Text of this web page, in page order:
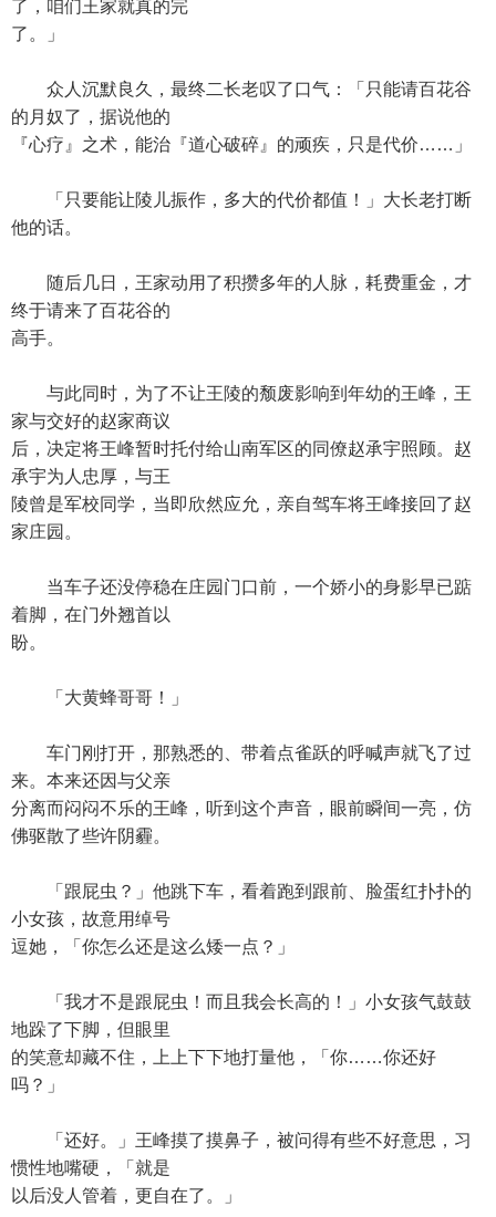
了，咱们王家就真的完
了。」
众人沉默良久，最终二长老叹了口气：「只能请百花谷
的月奴了，据说他的
『心疗』之术，能治『道心破碎』的顽疾，只是代价……」
「只要能让陵儿振作，多大的代价都值！」大长老打断
他的话。
随后几日，王家动用了积攒多年的人脉，耗费重金，才
终于请来了百花谷的
高手。
与此同时，为了不让王陵的颓废影响到年幼的王峰，王
家与交好的赵家商议
后，决定将王峰暂时托付给山南军区的同僚赵承宇照顾。赵
承宇为人忠厚，与王
陵曾是军校同学，当即欣然应允，亲自驾车将王峰接回了赵
家庄园。
当车子还没停稳在庄园门口前，一个娇小的身影早已踮
着脚，在门外翘首以
盼。
「大黄蜂哥哥！」
车门刚打开，那熟悉的、带着点雀跃的呼喊声就飞了过
来。本来还因与父亲
分离而闷闷不乐的王峰，听到这个声音，眼前瞬间一亮，仿
佛驱散了些许阴霾。
「跟屁虫？」他跳下车，看着跑到跟前、脸蛋红扑扑的
小女孩，故意用绰号
逗她，「你怎么还是这么矮一点？」
「我才不是跟屁虫！而且我会长高的！」小女孩气鼓鼓
地跺了下脚，但眼里
的笑意却藏不住，上上下下地打量他，「你……你还好
吗？」
「还好。」王峰摸了摸鼻子，被问得有些不好意思，习
惯性地嘴硬，「就是
以后没人管着，更自在了。」